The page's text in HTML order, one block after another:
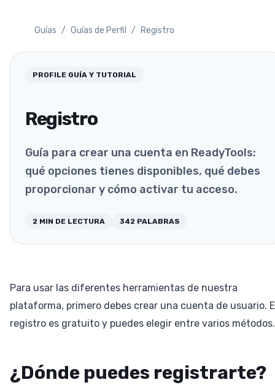
Guías / Guías de Perfil / Registro
PROFILE GUÍA Y TUTORIAL
Registro
Guía para crear una cuenta en ReadyTools:
qué opciones tienes disponibles, qué debes
proporcionar y cómo activar tu acceso.
2 MIN DE LECTURA 342 PALABRAS
Para usar las diferentes herramientas de nuestra
plataforma, primero debes crear una cuenta de usuario.
registro es gratuito y puedes elegir entre varios métodos.
¿Dónde puedes registrarte?